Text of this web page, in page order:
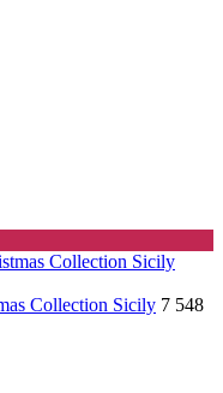
Collection Sicily 7 548